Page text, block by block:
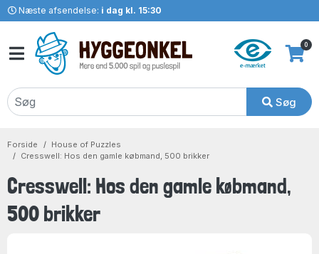
Næste afsendelse: i dag kl. 15:30
Søg
0
Forside
House of Puzzles
Cresswell: Hos den gamle købmand, 500 brikker
Cresswell: Hos den gamle købmand,
500 brikker